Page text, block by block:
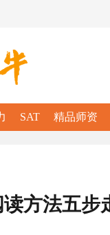
SAT 精品师资
方法五步